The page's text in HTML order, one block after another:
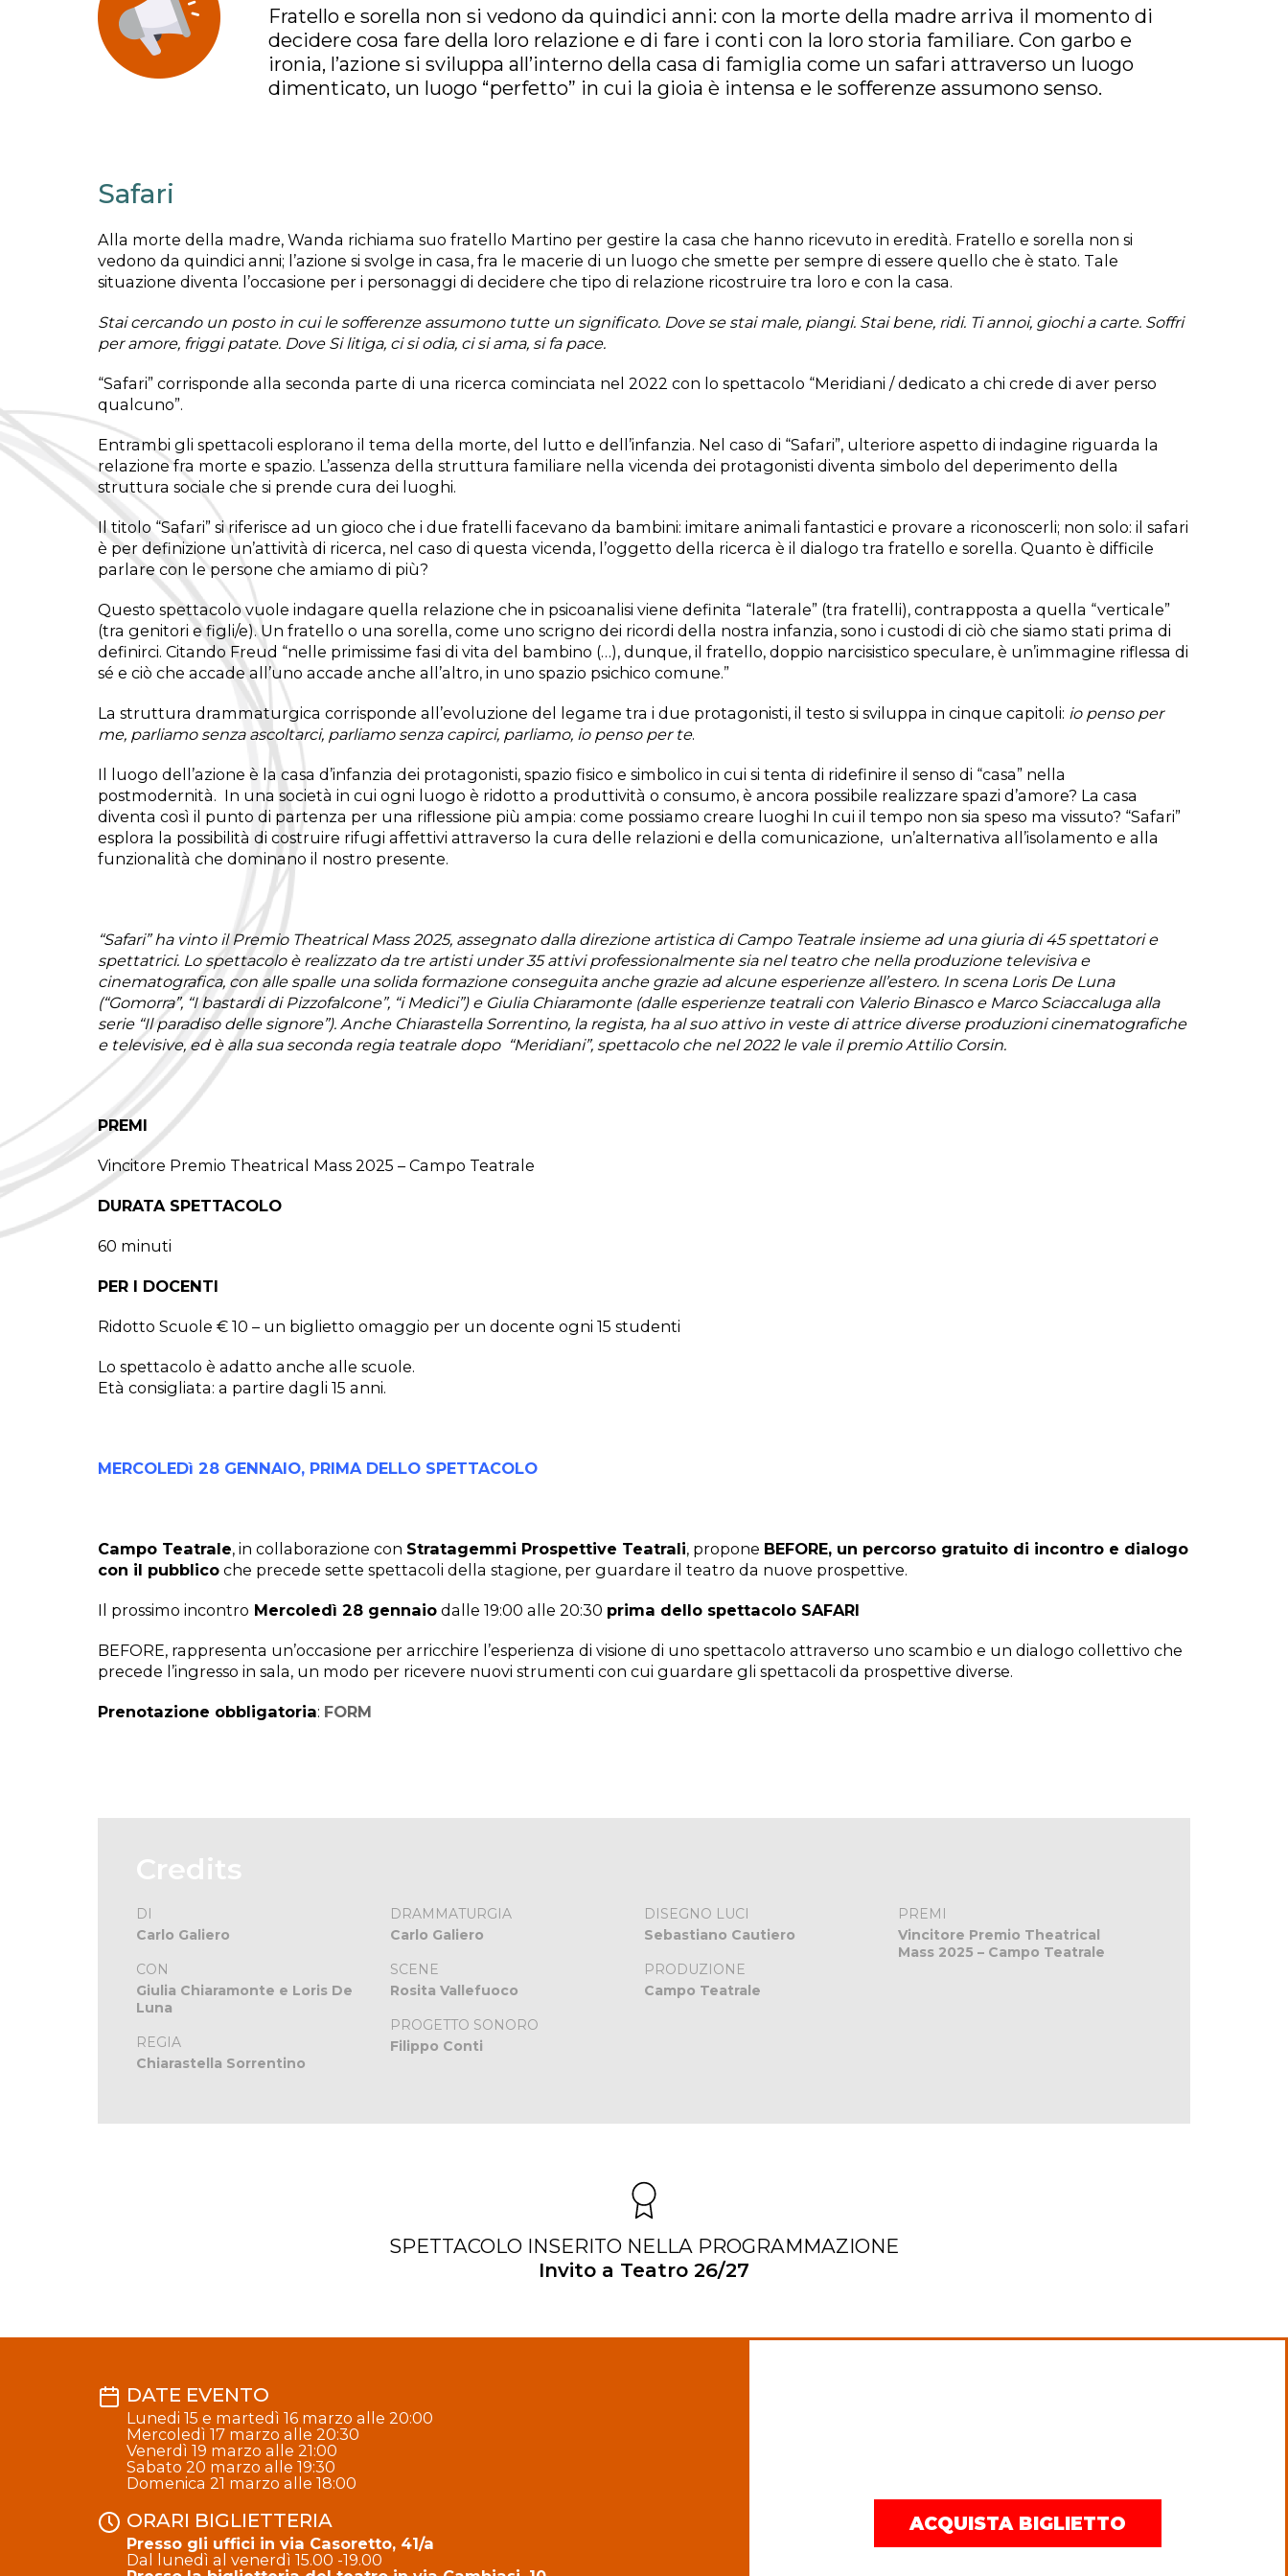
Fratello e sorella non si vedono da quindici anni: con la morte della madre arriva il momento di
decidere cosa fare della loro relazione e di fare i conti con la loro storia familiare. Con garbo e
ironia, l’azione si sviluppa all’interno della casa di famiglia come un safari attraverso un luogo
dimenticato, un luogo “perfetto” in cui la gioia è intensa e le sofferenze assumono senso.
Safari
Alla morte della madre, Wanda richiama suo fratello Martino per gestire la casa che hanno ricevuto in eredità. Fratello e sorella non si
vedono da quindici anni; l’azione si svolge in casa, fra le macerie di un luogo che smette per sempre di essere quello che è stato. Tale
situazione diventa l’occasione per i personaggi di decidere che tipo di relazione ricostruire tra loro e con la casa.
Stai cercando un posto in cui le sofferenze assumono tutte un significato. Dove se stai male, piangi. Stai bene, ridi. Ti annoi, giochi a carte. Soffri
per amore, friggi patate. Dove Si litiga, ci si odia, ci si ama, si fa pace.
“Safari” corrisponde alla seconda parte di una ricerca cominciata nel 2022 con lo spettacolo “Meridiani / dedicato a chi crede di aver perso
qualcuno”.
Entrambi gli spettacoli esplorano il tema della morte, del lutto e dell’infanzia. Nel caso di “Safari”, ulteriore aspetto di indagine riguarda la
relazione fra morte e spazio. L’assenza della struttura familiare nella vicenda dei protagonisti diventa simbolo del deperimento della
struttura sociale che si prende cura dei luoghi.
Il titolo “Safari” si riferisce ad un gioco che i due fratelli facevano da bambini: imitare animali fantastici e provare a riconoscerli; non solo: il safari
è per definizione un’attività di ricerca, nel caso di questa vicenda, l’oggetto della ricerca è il dialogo tra fratello e sorella. Quanto è difficile
parlare con le persone che amiamo di più?
Questo spettacolo vuole indagare quella relazione che in psicoanalisi viene definita “laterale” (tra fratelli), contrapposta a quella “verticale”
(tra genitori e figli/e). Un fratello o una sorella, come uno scrigno dei ricordi della nostra infanzia, sono i custodi di ciò che siamo stati prima di
definirci. Citando Freud “nelle primissime fasi di vita del bambino (…), dunque, il fratello, doppio narcisistico speculare, è un’immagine riflessa di
sé e ciò che accade all’uno accade anche all’altro, in uno spazio psichico comune.”
La struttura drammaturgica corrisponde all’evoluzione del legame tra i due protagonisti, il testo si sviluppa in cinque capitoli: io penso per
me, parliamo senza ascoltarci, parliamo senza capirci, parliamo, io penso per te.
Il luogo dell’azione è la casa d’infanzia dei protagonisti, spazio fisico e simbolico in cui si tenta di ridefinire il senso di “casa” nella
postmodernità. In una società in cui ogni luogo è ridotto a produttività o consumo, è ancora possibile realizzare spazi d’amore? La casa
diventa così il punto di partenza per una riflessione più ampia: come possiamo creare luoghi In cui il tempo non sia speso ma vissuto? “Safari”
esplora la possibilità di costruire rifugi affettivi attraverso la cura delle relazioni e della comunicazione, un’alternativa all’isolamento e alla
funzionalità che dominano il nostro presente.
“Safari” ha vinto il Premio Theatrical Mass 2025, assegnato dalla direzione artistica di Campo Teatrale insieme ad una giuria di 45 spettatori e
spettatrici. Lo spettacolo è realizzato da tre artisti under 35 attivi professionalmente sia nel teatro che nella produzione televisiva e
cinematografica, con alle spalle una solida formazione conseguita anche grazie ad alcune esperienze all’estero. In scena Loris De Luna
(“Gomorra”, “I bastardi di Pizzofalcone”, “i Medici”) e Giulia Chiaramonte (dalle esperienze teatrali con Valerio Binasco e Marco Sciaccaluga alla
serie “Il paradiso delle signore”). Anche Chiarastella Sorrentino, la regista, ha al suo attivo in veste di attrice diverse produzioni cinematografiche
e televisive, ed è alla sua seconda regia teatrale dopo “Meridiani”, spettacolo che nel 2022 le vale il premio Attilio Corsin.
PREMI
Vincitore Premio Theatrical Mass 2025 – Campo Teatrale
DURATA SPETTACOLO
60 minuti
PER I DOCENTI
Ridotto Scuole € 10 – un biglietto omaggio per un docente ogni 15 studenti
Lo spettacolo è adatto anche alle scuole.
Età consigliata: a partire dagli 15 anni.
MERCOLEDì 28 GENNAIO, PRIMA DELLO SPETTACOLO
Campo Teatrale, in collaborazione con Stratagemmi Prospettive Teatrali, propone BEFORE, un percorso gratuito di incontro e dialogo
con il pubblico che precede sette spettacoli della stagione, per guardare il teatro da nuove prospettive.
Il prossimo incontro Mercoledì 28 gennaio dalle 19:00 alle 20:30 prima dello spettacolo SAFARI
BEFORE, rappresenta un’occasione per arricchire l’esperienza di visione di uno spettacolo attraverso uno scambio e un dialogo collettivo che
precede l’ingresso in sala, un modo per ricevere nuovi strumenti con cui guardare gli spettacoli da prospettive diverse.
Prenotazione obbligatoria: FORM
Credits
DI
Carlo Galiero
CON
Giulia Chiaramonte e Loris De
Luna
REGIA
Chiarastella Sorrentino
DRAMMATURGIA
Carlo Galiero
SCENE
Rosita Vallefuoco
PROGETTO SONORO
Filippo Conti
DISEGNO LUCI
Sebastiano Cautiero
PRODUZIONE
Campo Teatrale
PREMI
Vincitore Premio Theatrical
Mass 2025 – Campo Teatrale
SPETTACOLO INSERITO NELLA PROGRAMMAZIONE
Invito a Teatro 26/27
DATE EVENTO
Lunedi 15 e martedì 16 marzo alle 20:00
Mercoledì 17 marzo alle 20:30
Venerdì 19 marzo alle 21:00
Sabato 20 marzo alle 19:30
Domenica 21 marzo alle 18:00
ORARI BIGLIETTERIA
Presso gli uffici in via Casoretto, 41/a
Dal lunedì al venerdì 15.00 -19.00
ACQUISTA BIGLIETTO